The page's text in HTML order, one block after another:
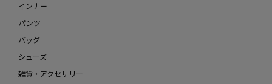
インナー
パンツ
バッグ
シューズ
雑貨・アクセサリー